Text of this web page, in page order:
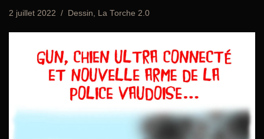
2 juillet 2022 Dessin, La Torche 2.0